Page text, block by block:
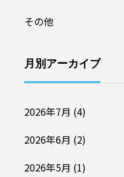
その他
月別アーカイブ
2026年7月 (4)
2026年6月 (2)
2026年5月 (1)